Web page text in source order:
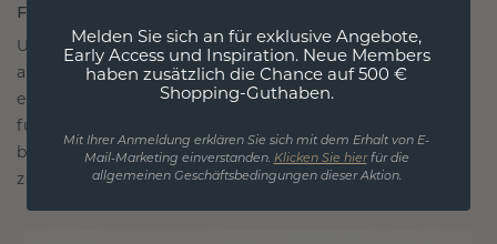
FÜR VERBINDUNGEN GESCHAFFEN
Unsere Designphilosophie ist auf Verbindung
ausgelegt, wobei jedes Stück so gestaltet ist, dass
es die Zeit überdauert. Es wird zu Ihrem Symbol
für Liebe und wertvolle Momente, das dazu
bestimmt ist, für immer getragen und geschätzt
zu werden.
Melden Sie sich an für exklusive Angebote,
Early Access und Inspiration. Neue Members
haben zusätzlich die Chance auf 500 €
Shopping-Guthaben.
Mit Ihrer Anmeldung erklären Sie sich mit dem Erhalt von E-
Mail-Marketing einverstanden. Klicken Sie hierfür die
allgemeinen Geschäftsbedingungen dieser Aktion.